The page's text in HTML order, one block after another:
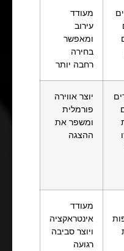
מעודד
עירוב
ומאפשר
בחירה
רחבה יותר
יוצר אווירה
פורמלית
ומשפר את
ההצגה
מעודד
אינטראקציה
ויוצר סביבה
רגועה